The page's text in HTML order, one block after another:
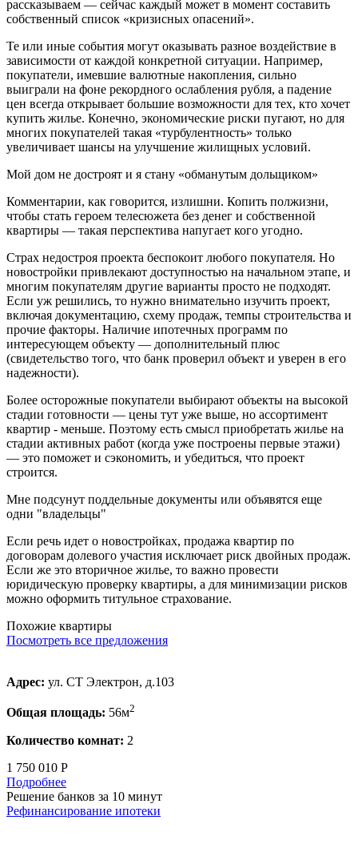
рассказываем — сейчас каждый может в момент составить
собственный список «кризисных опасений».
Те или иные события могут оказывать разное воздействие в
зависимости от каждой конкретной ситуации. Например,
покупатели, имевшие валютные накопления, сильно
выиграли на фоне рекордного ослабления рубля, а падение
цен всегда открывает большие возможности для тех, кто хочет
купить жилье. Конечно, экономические риски пугают, но для
многих покупателей такая «турбулентность» только
увеличивает шансы на улучшение жилищных условий.
Мой дом не достроят и я стану «обманутым дольщиком»
Комментарии, как говорится, излишни. Копить полжизни,
чтобы стать героем телесюжета без денег и собственной
квартиры — такая перспектива напугает кого угодно.
Страх недостроя проекта беспокоит любого покупателя. Но
новостройки привлекают доступностью на начальном этапе, и
многим покупателям другие варианты просто не подходят.
Если уж решились, то нужно внимательно изучить проект,
включая документацию, схему продаж, темпы строительства и
прочие факторы. Наличие ипотечных программ по
интересующем объекту — дополнительный плюс
(свидетельство того, что банк проверил объект и уверен в его
надежности).
Более осторожные покупатели выбирают объекты на высокой
стадии готовности — цены тут уже выше, но ассортимент
квартир - меньше. Поэтому есть смысл приобретать жилье на
стадии активных работ (когда уже построены первые этажи)
— это поможет и сэкономить, и убедиться, что проект
строится.
Мне подсунут поддельные документы или объявятся еще
одни "владельцы"
Если речь идет о новостройках, продажа квартир по
договорам долевого участия исключает риск двойных продаж.
Если же это вторичное жилье, то важно провести
юридическую проверку квартиры, а для минимизации рисков
можно оформить титульное страхование.
Похожие квартиры
Посмотреть все предложения
Адрес: ул. СТ Электрон, д.103
Общая площадь: 56м2
Количество комнат: 2
1 750 010 Р
Подробнее
Решение банков за 10 минут
Рефинансирование ипотеки